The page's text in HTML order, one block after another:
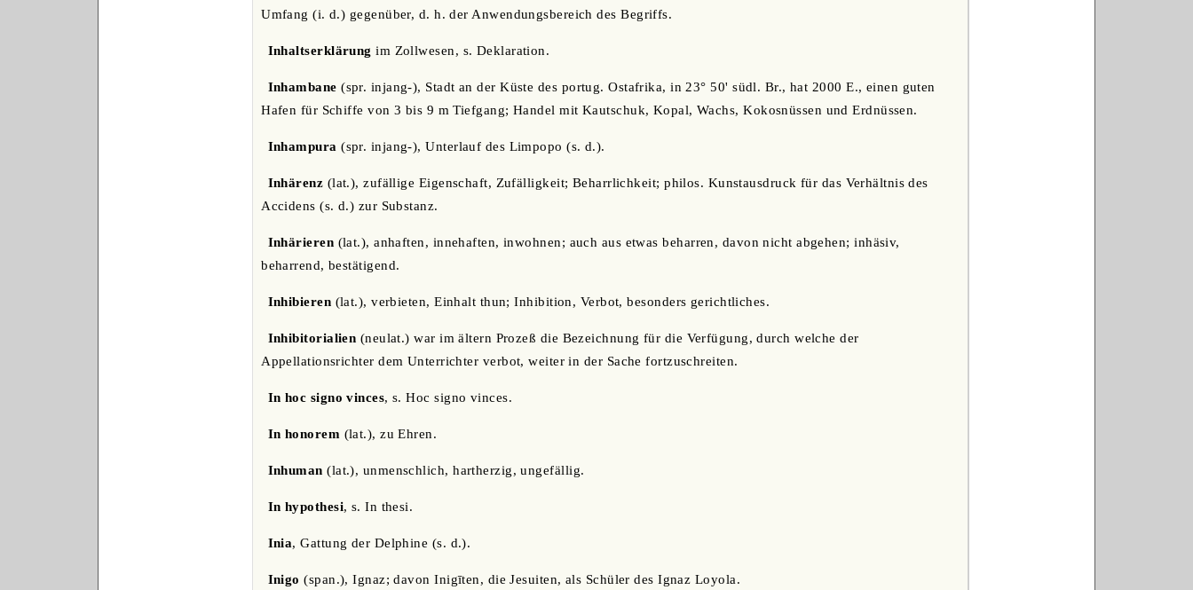
Umfang (i. d.) gegenüber, d. h. der Anwendungsbereich des Begriffs.
Inhaltserklärung im Zollwesen, s. Deklaration.
Inhambane (spr. injang-), Stadt an der Küste des portug. Ostafrika, in 23° 50' südl. Br., hat 2000 E., einen guten
Hafen für Schiffe von 3 bis 9 m Tiefgang; Handel mit Kautschuk, Kopal, Wachs, Kokosnüssen und Erdnüssen.
Inhampura (spr. injang-), Unterlauf des Limpopo (s. d.).
Inhärenz (lat.), zufällige Eigenschaft, Zufälligkeit; Beharrlichkeit; philos. Kunstausdruck für das Verhältnis des
Accidens (s. d.) zur Substanz.
Inhärieren (lat.), anhaften, innehaften, inwohnen; auch aus etwas beharren, davon nicht abgehen; inhäsiv,
beharrend, bestätigend.
Inhibieren (lat.), verbieten, Einhalt thun; Inhibition, Verbot, besonders gerichtliches.
Inhibitorialien (neulat.) war im ältern Prozeß die Bezeichnung für die Verfügung, durch welche der
Appellationsrichter dem Unterrichter verbot, weiter in der Sache fortzuschreiten.
In hoc signo vinces, s. Hoc signo vinces.
In honorem (lat.), zu Ehren.
Inhuman (lat.), unmenschlich, hartherzig, ungefällig.
In hypothesi, s. In thesi.
Inia, Gattung der Delphine (s. d.).
Inigo (span.), Ignaz; davon Inigīten, die Jesuiten, als Schüler des Ignaz Loyola.